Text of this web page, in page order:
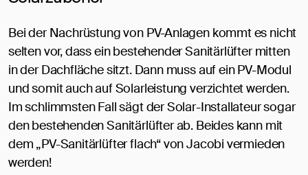
Bei der Nachrüstung von PV-Anlagen kommt es nicht
selten vor, dass ein bestehender Sanitärlüfter mitten
in der Dachfläche sitzt. Dann muss auf ein PV-Modul
und somit auch auf Solarleistung verzichtet werden.
Im schlimmsten Fall sägt der Solar-Installateur sogar
den bestehenden Sanitärlüfter ab. Beides kann mit
dem „PV-Sanitärlüfter flach“ von Jacobi vermieden
werden!